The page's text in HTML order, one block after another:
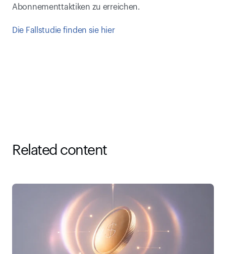
Abonnementtaktiken zu erreichen.
Die Fallstudie finden sie hier
Related content